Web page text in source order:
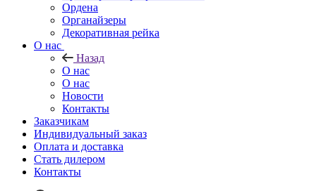
Ордена
Органайзеры
Декоративная рейка
О нас
Назад
О нас
О нас
Новости
Контакты
Заказчикам
Индивидуальный заказ
Оплата и доставка
Стать дилером
Контакты